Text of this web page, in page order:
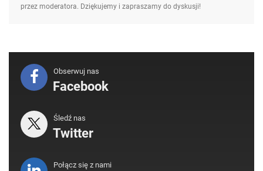
przez moderatora. Dziękujemy i zapraszamy do dyskusji!
Obserwuj nas
Facebook
Śledź nas
Twitter
Połącz się z nami